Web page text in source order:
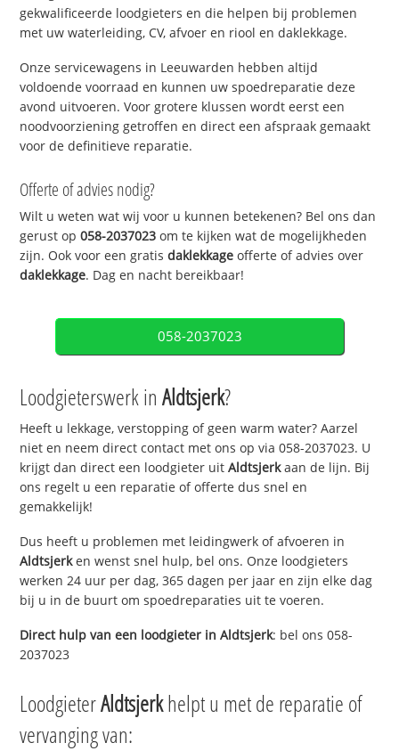
gekwalificeerde loodgieters en die helpen bij problemen
met uw waterleiding, CV, afvoer en riool en daklekkage.
Onze servicewagens in Leeuwarden hebben altijd
voldoende voorraad en kunnen uw spoedreparatie deze
avond uitvoeren. Voor grotere klussen wordt eerst een
noodvoorziening getroffen en direct een afspraak gemaakt
voor de definitieve reparatie.
Offerte of advies nodig?
Wilt u weten wat wij voor u kunnen betekenen? Bel ons dan
gerust op058-2037023 om te kijken wat de mogelijkheden
zijn. Ook voor een gratisdaklekkage offerte of advies over
daklekkage. Dag en nacht bereikbaar!
058-2037023
Loodgieterswerk inAldtsjerk?
Heeft u lekkage, verstopping of geen warm water? Aarzel
niet en neem direct contact met ons op via 058-2037023. U
krijgt dan direct een loodgieter uitAldtsjerkaan de lijn. Bij
ons regelt u een reparatie of offerte dus snel en
gemakkelijk!
Dus heeft u problemen met leidingwerk of afvoeren in
Aldtsjerken wenst snel hulp, bel ons. Onze loodgieters
werken 24 uur per dag, 365 dagen per jaar en zijn elke dag
bij u in de buurt om spoedreparaties uit te voeren.
Direct hulp van een loodgieter inAldtsjerk: bel ons 058-
2037023
LoodgieterAldtsjerkhelpt u met de reparatie of
vervanging van: